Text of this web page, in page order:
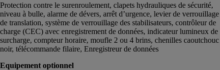
Protection contre le surenroulement, clapets hydrauliques de sécurité,
niveau à bulle, alarme de dévers, arrêt d’urgence, levier de verrouillage
de translation, système de verrouillage des stabilisateurs, contrôleur de
charge (CEC) avec enregistrement de données, indicateur lumineux de
surcharge, compteur horaire, moufle 2 ou 4 brins, chenilles caoutchouc
noir, télécommande filaire, Enregistreur de données
Equipement optionnel